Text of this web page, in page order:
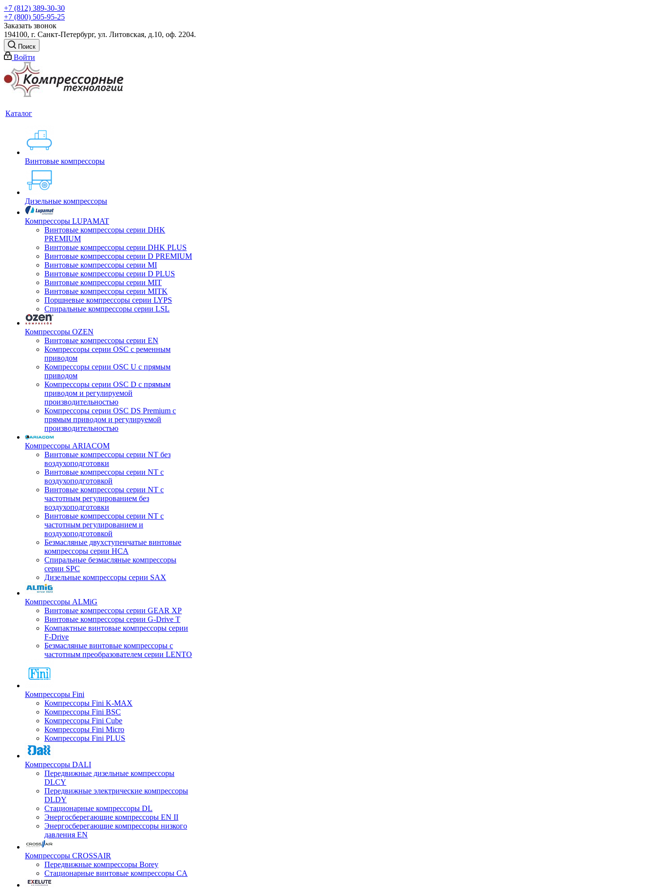
+7 (812) 389-30-30
+7 (800) 505-95-25
Заказать звонок
194100, г. Санкт-Петербург, ул. Литовская, д.10, оф. 2204.
Поиск
Войти
Каталог
Винтовые компрессоры
Дизельные компрессоры
Компрессоры LUPAMAT
Винтовые компрессоры серии DHK
PREMIUM
Винтовые компрессоры серии DHK PLUS
Винтовые компрессоры серии D PREMIUM
Винтовые компрессоры серии MI
Винтовые компрессоры серии D PLUS
Винтовые компрессоры серии MIT
Винтовые компрессоры серии MITK
Поршневые компрессоры серии LYPS
Спиральные компрессоры серии LSL
Компрессоры OZEN
Винтовые компрессоры серии EN
Компрессоры серии OSC с ременным
приводом
Компрессоры серии OSC U с прямым
приводом
Компрессоры серии OSC D с прямым
приводом и регулируемой
производительностью
Компрессоры серии OSC DS Premium с
прямым приводом и регулируемой
производительностью
Компрессоры ARIACOM
Винтовые компрессоры серии NT без
воздухоподготовки
Винтовые компрессоры серии NT c
воздухоподготовкой
Винтовые компрессоры серии NT с
частотным регулированием без
воздухоподготовки
Винтовые компрессоры серии NT с
частотным регулированием и
воздухоподготовкой
Безмасляные двухступенчатые винтовые
компрессоры серии HCA
Спиральные безмасляные компрессоры
серии SPC
Дизельные компрессоры серии SAX
Компрессоры ALMiG
Винтовые компрессоры серии GEAR XP
Винтовые компрессоры серии G-Drive T
Компактные винтовые компрессоры серии
F-Drive
Безмасляные винтовые компрессоры с
частотным преобразователем серии LENTO
Компрессоры Fini
Компрессоры Fini K-MAX
Компрессоры Fini BSC
Компрессоры Fini Cube
Компрессоры Fini Micro
Компрессоры Fini PLUS
Компрессоры DALI
Передвижные дизельные компрессоры
DLCY
Передвижные электрические компрессоры
DLDY
Стационарные компрессоры DL
Энергосберегающие компрессоры EN II
Энергосберегающие компрессоры низкого
давления EN
Компрессоры CROSSAIR
Передвижные компрессоры Borey
Стационарные винтовые компрессоры CA